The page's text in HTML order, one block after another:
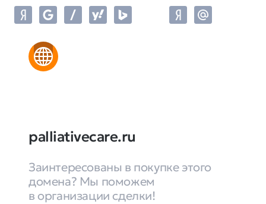
palliativecare.ru
Заинтересованы в покупке этого
домена? Мы поможем
в организации сделки!